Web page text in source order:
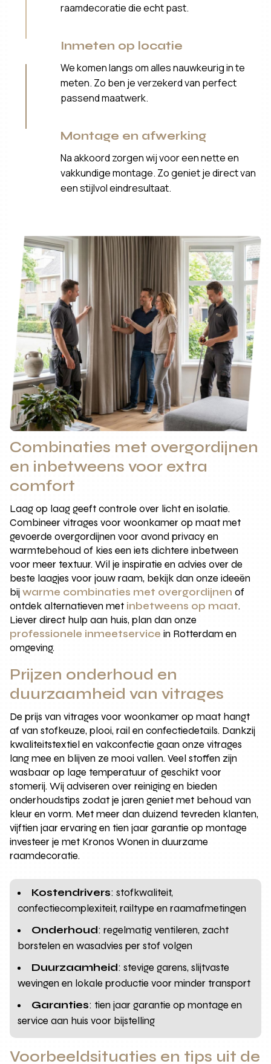
raamdecoratie die echt past.
Inmeten op locatie
We komen langs om alles nauwkeurig in te
meten. Zo ben je verzekerd van perfect
passend maatwerk.
Montage en afwerking
Na akkoord zorgen wij voor een nette en
vakkundige montage. Zo geniet je direct van
een stijlvol eindresultaat.
Combinaties met overgordijnen
en inbetweens voor extra
comfort
Laag op laag geeft controle over licht en isolatie.
Combineer vitrages voor woonkamer op maat met
gevoerde overgordijnen voor avond privacy en
warmtebehoud of kies een iets dichtere inbetween
voor meer textuur. Wil je inspiratie en advies over de
beste laagjes voor jouw raam, bekijk dan onze ideeën
bijwarme combinaties met overgordijnen of
ontdek alternatieven met inbetweens op maat.
Liever direct hulp aan huis, plan dan onze
professionele inmeetservice in Rotterdam en
omgeving.
Prijzen onderhoud en
duurzaamheid van vitrages
De prijs van vitrages voor woonkamer op maat hangt
af van stofkeuze, plooi, rail en confectiedetails. Dankzij
kwaliteitstextiel en vakconfectie gaan onze vitrages
lang mee en blijven ze mooi vallen. Veel stoffen zijn
wasbaar op lage temperatuur of geschikt voor
stomerij. Wij adviseren over reiniging en bieden
onderhoudstips zodat je jaren geniet met behoud van
kleur en vorm. Met meer dan duizend tevreden klanten,
vijftien jaar ervaring en tien jaar garantie op montage
investeer je met Kronos Wonen in duurzame
raamdecoratie.
Kostendrivers: stofkwaliteit,
confectiecomplexiteit, railtype en raamafmetingen
Onderhoud: regelmatig ventileren, zacht
borstelen en wasadvies per stof volgen
Duurzaamheid: stevige garens, slijtvaste
wevingen en lokale productie voor minder transport
Garanties: tien jaar garantie op montage en
service aan huis voor bijstelling
Voorbeeldsituaties en tips uit de